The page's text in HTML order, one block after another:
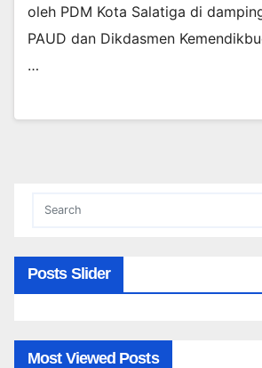
oleh PDM Kota Salatiga di
PAUD dan Dikdasmen
…
Posts Slider
Most Viewed Posts